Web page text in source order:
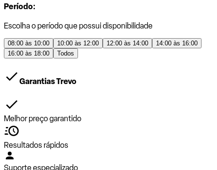
Período:
Escolha o período que possui disponibilidade
08:00 às 10:00 10:00 às 12:00 12:00 às 14:00
14:00 às 16:00
16:00 às 18:00
Todos
Garantias Trevo
Melhor preço garantido
Resultados rápidos
Suporte especializado